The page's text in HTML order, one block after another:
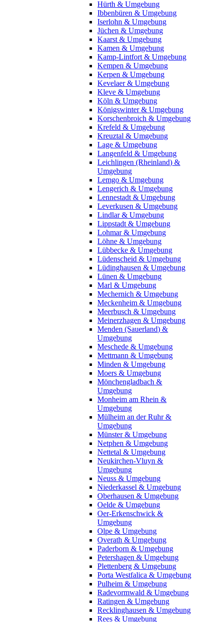
Hürth & Umgebung
Ibbenbüren & Umgebung
Iserlohn & Umgebung
Jüchen & Umgebung
Kaarst & Umgebung
Kamen & Umgebung
Kamp-Lintfort & Umgebung
Kempen & Umgebung
Kerpen & Umgebung
Kevelaer & Umgebung
Kleve & Umgebung
Köln & Umgebung
Königswinter & Umgebung
Korschenbroich & Umgebung
Krefeld & Umgebung
Kreuztal & Umgebung
Lage & Umgebung
Langenfeld & Umgebung
Leichlingen (Rheinland) &
Umgebung
Lemgo & Umgebung
Lengerich & Umgebung
Lennestadt & Umgebung
Leverkusen & Umgebung
Lindlar & Umgebung
Lippstadt & Umgebung
Lohmar & Umgebung
Löhne & Umgebung
Lübbecke & Umgebung
Lüdenscheid & Umgebung
Lüdinghausen & Umgebung
Lünen & Umgebung
Marl & Umgebung
Mechernich & Umgebung
Meckenheim & Umgebung
Meerbusch & Umgebung
Meinerzhagen & Umgebung
Menden (Sauerland) &
Umgebung
Meschede & Umgebung
Mettmann & Umgebung
Minden & Umgebung
Moers & Umgebung
Mönchengladbach &
Umgebung
Monheim am Rhein &
Umgebung
Mülheim an der Ruhr &
Umgebung
Münster & Umgebung
Netphen & Umgebung
Nettetal & Umgebung
Neukirchen-Vluyn &
Umgebung
Neuss & Umgebung
Niederkassel & Umgebung
Oberhausen & Umgebung
Oelde & Umgebung
Oer-Erkenschwick &
Umgebung
Olpe & Umgebung
Overath & Umgebung
Paderborn & Umgebung
Petershagen & Umgebung
Plettenberg & Umgebung
Porta Westfalica & Umgebung
Pulheim & Umgebung
Radevormwald & Umgebung
Ratingen & Umgebung
Recklinghausen & Umgebung
Rees & Umgebung